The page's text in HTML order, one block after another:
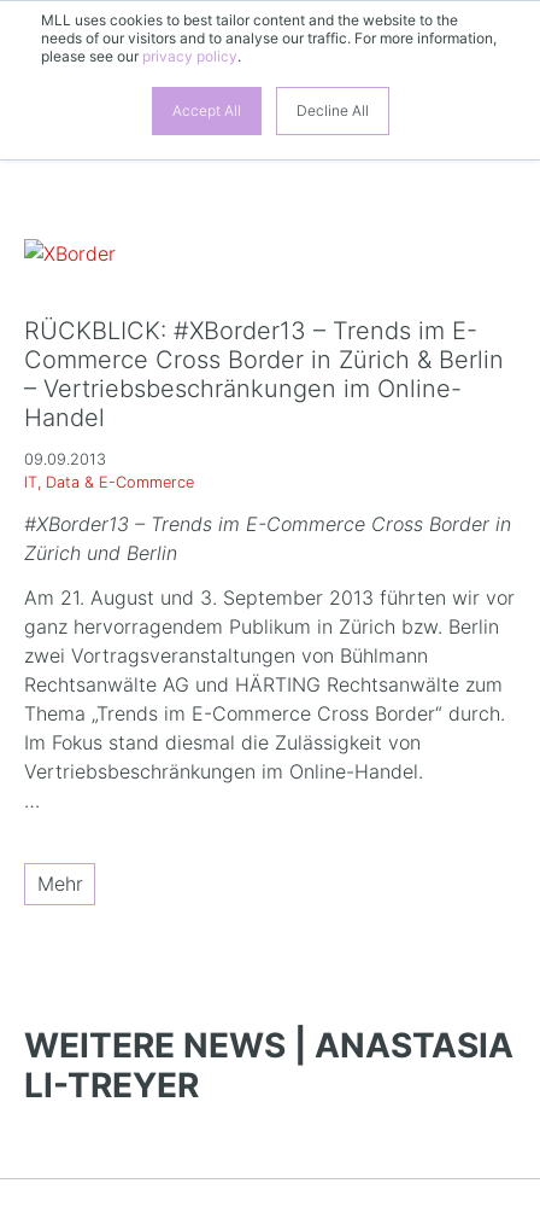
MLL uses cookies to best tailor content and the website to the
needs of our visitors and to analyse our traffic. For more information,
please see our privacy policy.
Accept All Decline All
DE
RÜCKBLICK: #XBorder13 – Trends im E-
Commerce Cross Border in Zürich & Berlin
– Vertriebsbeschränkungen im Online-
Handel
09.09.2013
IT, Data & E-Commerce
#XBorder13 – Trends im E-Commerce Cross Border in
Zürich und Berlin
Am 21. August und 3. September 2013 führten wir vor
ganz hervorragendem Publikum in Zürich bzw. Berlin
zwei Vortragsveranstaltungen von Bühlmann
Rechtsanwälte AG und HÄRTING Rechtsanwälte zum
Thema „Trends im E-Commerce Cross Border“ durch.
Im Fokus stand diesmal die Zulässigkeit von
Vertriebsbeschränkungen im Online-Handel.
…
Mehr
WEITERE NEWS | ANASTASIA
LI-TREYER